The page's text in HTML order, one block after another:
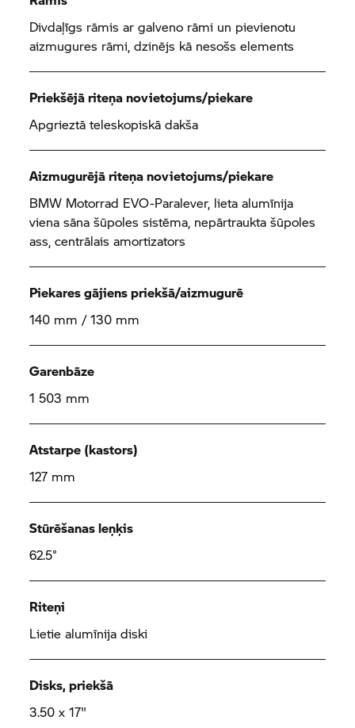
Divdaļīgs rāmis ar galveno rāmi un pievienotu
aizmugures rāmi, dzinējs kā nesošs elements
Priekšējā riteņa novietojums/piekare
Apgrieztā teleskopiskā dakša
Aizmugurējā riteņa novietojums/piekare
BMW Motorrad EVO-Paralever, lieta alumīnija
viena sāna šūpoles sistēma, nepārtraukta šūpoles
ass, centrālais amortizators
Piekares gājiens priekšā/aizmugurē
140 mm / 130 mm
Garenbāze
1 503 mm
Atstarpe (kastors)
127 mm
Stūrēšanas leņķis
62.5°
Riteņi
Lietie alumīnija diski
Disks, priekšā
3.50 x 17"